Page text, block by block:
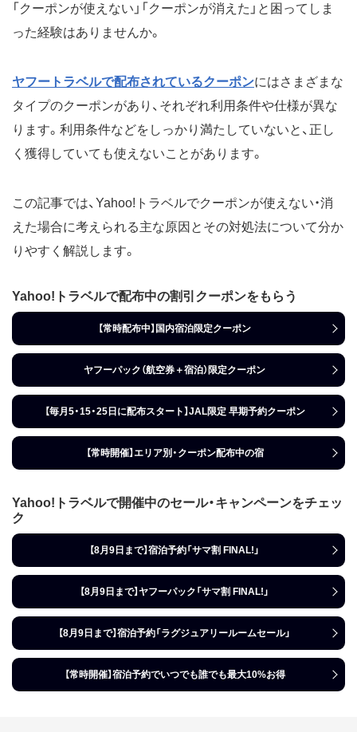
「クーポンが使えない」「クーポンが消えた」と困ってしま
った経験はありませんか。
ヤフートラベルで配布されているクーポンにはさまざまな
タイプのクーポンがあり、それぞれ利用条件や仕様が異な
ります。利用条件などをしっかり満たしていないと、正し
く獲得していても使えないことがあります。
この記事では、Yahoo!トラベルでクーポンが使えない・消
えた場合に考えられる主な原因とその対処法について分か
りやすく解説します。
Yahoo!トラベルで配布中の割引クーポンをもらう
【常時配布中】国内宿泊限定クーポン
ヤフーパック（航空券＋宿泊）限定クーポン
【毎月5・15・25日に配布スタート】JAL限定 早期予約クーポン
【常時開催】エリア別・クーポン配布中の宿
Yahoo!トラベルで開催中のセール・キャンペーンをチェッ
ク
【8月9日まで】宿泊予約「サマ割 FINAL!」
【8月9日まで】ヤフーパック「サマ割 FINAL!」
【8月9日まで】宿泊予約「ラグジュアリールームセール」
【常時開催】宿泊予約でいつでも誰でも最大10%お得